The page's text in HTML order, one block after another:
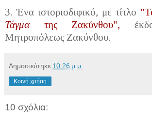
3. Ένα ιστοριοδιφικό, με τίτλο
Τάγματης Ζακύνθου",
Μητροπόλεως Ζακύνθου.
Δημοσιεύτηκε 10:26 μ.μ.
Κοινή χρήση
10 σχόλια: